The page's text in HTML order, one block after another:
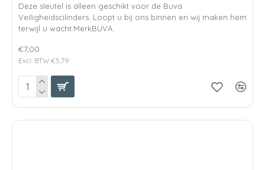
Deze sleutel is alleen geschikt voor de Buva
Veiligheidscilinders. Loopt u bij ons binnen en wij maken hem
terwijl u wacht.MerkBUVA..
€7,00
Excl. BTW:€5,79